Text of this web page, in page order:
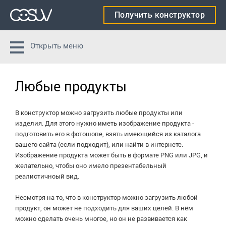
Получить конструктор
Открыть меню
Любые продукты
В конструктор можно загрузить любые продукты или
изделия. Для этого нужно иметь изображение продукта -
подготовить его в фотошопе, взять имеющийся из каталога
вашего сайта (если подходит), или найти в интернете.
Изображение продукта может быть в формате PNG или JPG, и
желательно, чтобы оно имело презентабельный
реалистичноый вид.
Несмотря на то, что в конструктор можно загрузить любой
продукт, он может не подходить для ваших целей. В нём
можно сделать очень многое, но он не развивается как